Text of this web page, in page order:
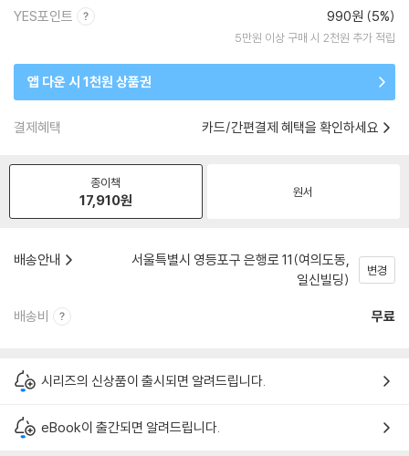
YES포인트 990원 (5%)
5만원 이상 구매 시 2천원 추가 적립
앱 다운 시 1천원 상품권
결제혜택 카드/간편결제 혜택을 확인하세요
종이책
17,910원 원서
배송안내
서울특별시 영등포구 은행로 11(여의도동,
일신빌딩)
변경
배송비 무료
시리즈의 신상품이 출시되면 알려드립니다.
eBook이 출간되면 알려드립니다.